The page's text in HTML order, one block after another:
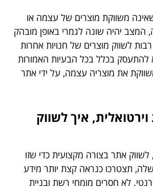
משווקת מוצרים של עצמה או
יהיה שונה לגמרי באופן מובהק
לשווק מוצרים של חנויות אחרות
להתעסק בכלל בכל הבעיות האמורות
את מוצריה עצמה, על ידי אתר
איך לשווק
אתר בצורה מקצועית כדי שזו
תצטרכו כנראה קצת יותר מידע
לא חסרים מומחי רשת ובניית